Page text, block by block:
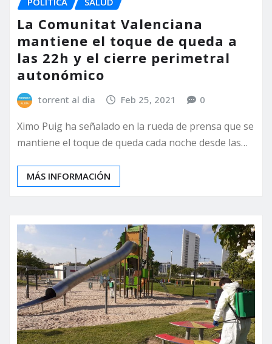
La Comunitat Valenciana
mantiene el toque de queda a
las 22h y el cierre perimetral
autonómico
torrent al dia Feb 25, 2021 0
Ximo Puig ha señalado en la rueda de prensa que se
mantiene el toque de queda cada noche desde las…
MÁS INFORMACIÓN